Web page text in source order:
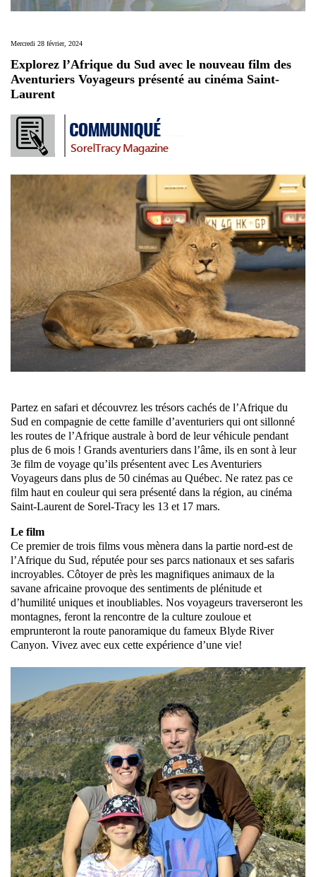
Mercredi 28 février, 2024
Explorez l’Afrique du Sud avec le nouveau film des
Aventuriers Voyageurs présenté au cinéma Saint-
Laurent
Partez en safari et découvrez les trésors cachés de l’Afrique du
Sud en compagnie de cette famille d’aventuriers qui ont sillonné
les routes de l’Afrique australe à bord de leur véhicule pendant
plus de 6 mois ! Grands aventuriers dans l’âme, ils en sont à leur
3e film de voyage qu’ils présentent avec Les Aventuriers
Voyageurs dans plus de 50 cinémas au Québec. Ne ratez pas ce
film haut en couleur qui sera présenté dans la région, au cinéma
Saint-Laurent de Sorel-Tracy les 13 et 17 mars.
Le film
Ce premier de trois films vous mènera dans la partie nord-est de
l’Afrique du Sud, réputée pour ses parcs nationaux et ses safaris
incroyables. Côtoyer de près les magnifiques animaux de la
savane africaine provoque des sentiments de plénitude et
d’humilité uniques et inoubliables. Nos voyageurs traverseront les
montagnes, feront la rencontre de la culture zouloue et
emprunteront la route panoramique du fameux Blyde River
Canyon. Vivez avec eux cette expérience d’une vie!